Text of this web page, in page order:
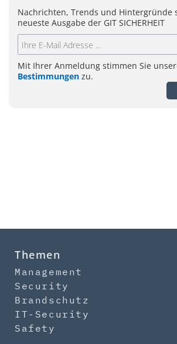
Nachrichten, Trends und Hintergründe
neueste Ausgabe der GIT SICHERHEIT
Mit Ihrer Anmeldung stimmen Sie
Bestimmungen zu.
Themen
Management
Security
Brandschutz
IT-Security
Safety